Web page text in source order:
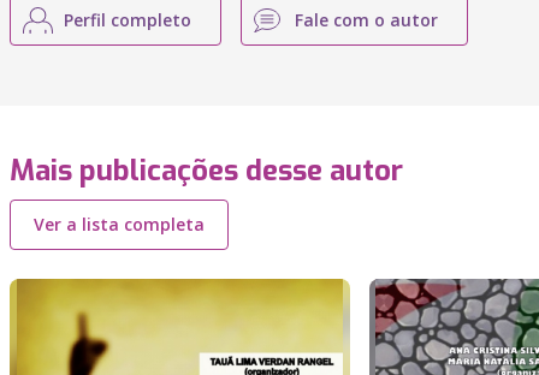
Perfil completo Fale com o autor
Mais publicações desse autor
Ver a lista completa